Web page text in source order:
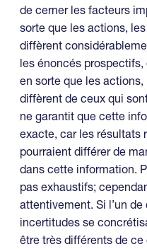
de cerner les facteurs
sorte que les actions,
diffèrent
les énoncés
en sorte que les
diffèrent de ceux qui
ne garantit que cette
exacte, car les résultats
pourraient différer de
dans cette information.
pas exhaustifs;
attentivement. Si l’un
incertitudes se
être très différents de